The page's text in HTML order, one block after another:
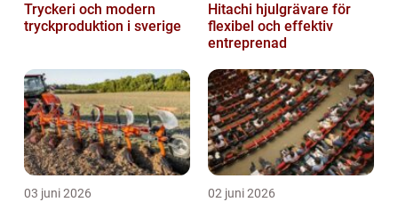
Tryckeri och modern
tryckproduktion i sverige
Hitachi hjulgrävare för
flexibel och effektiv
entreprenad
03 juni 2026 02 juni 2026